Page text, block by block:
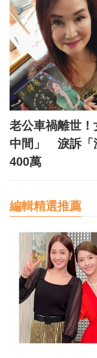
老公車禍離世
中間」 淚訴「
400萬
編輯精選推薦